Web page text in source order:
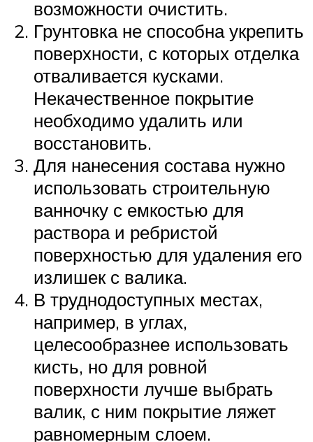
возможности очистить.
Грунтовка не способна укрепить
поверхности, с которых отделка
отваливается кусками.
Некачественное покрытие
необходимо удалить или
восстановить.
Для нанесения состава нужно
использовать строительную
ванночку с емкостью для
раствора и ребристой
поверхностью для удаления его
излишек с валика.
В труднодоступных местах,
например, в углах,
целесообразнее использовать
кисть, но для ровной
поверхности лучше выбрать
валик, с ним покрытие ляжет
равномерным слоем.